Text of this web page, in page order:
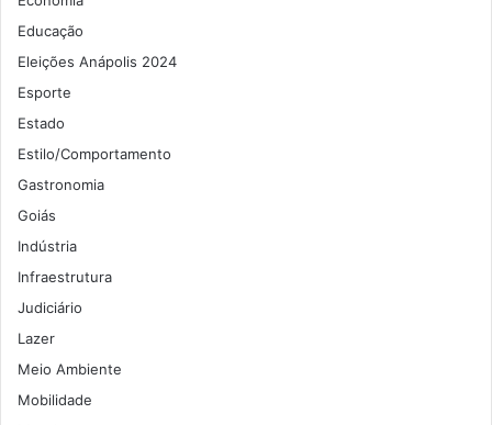
Educação
Eleições Anápolis 2024
Esporte
Estado
Estilo/Comportamento
Gastronomia
Goiás
Indústria
Infraestrutura
Judiciário
Lazer
Meio Ambiente
Mobilidade